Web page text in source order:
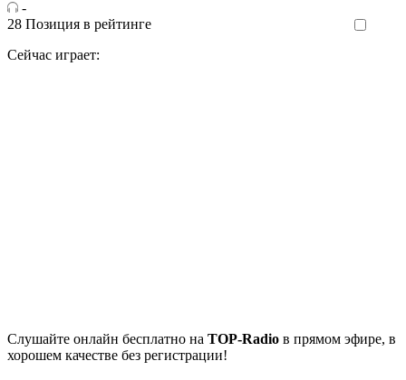
-
28 Позиция в рейтинге
Сейчас играет:
Cлушайте онлайн бесплатно на TOP-Radio в прямом эфире, в
хорошем качестве без регистрации!